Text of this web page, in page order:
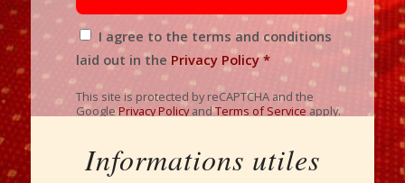
I agree to the terms and conditions
laid out in the Privacy Policy *
This site is protected by reCAPTCHA and the
GooglePrivacy PolicyandTerms of Serviceapply.
Informations utiles